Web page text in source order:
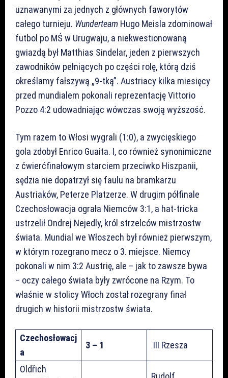
uznawanymi za jednych z głównych faworytów
całego turnieju. Wunderteam Hugo Meisla zdominował
futbol po MŚ w Urugwaju, a niekwestionowaną
gwiazdą był Matthias Sindelar, jeden z pierwszych
zawodników pełniących po części rolę, którą dziś
określamy fałszywą „9-tką”. Austriacy kilka miesięcy
przed mundialem pokonali reprezentację Vittorio
Pozzo 4:2 udowadniając wówczas swoją wyższość.
Tym razem to Włosi wygrali (1:0), a zwycięskiego
gola zdobył Enrico Guaita. I, co również synonimiczne
z ćwierćfinałowym starciem przeciwko Hiszpanii,
sędzia nie dopatrzył się faulu na bramkarzu
Austriaków, Peterze Platzerze. W drugim półfinale
Czechosłowacja ograła Niemców 3:1, a hat-tricka
ustrzelił Ondrej Nejedly, król strzelców mistrzostw
świata. Mundial we Włoszech był również pierwszym,
w którym rozegrano mecz o 3. miejsce. Niemcy
pokonali w nim 3:2 Austrię, ale – jak to zawsze bywa
– oczy całego świata były zwrócone na Rzym. To
właśnie w stolicy Włoch został rozegrany finał
drugich w historii mistrzostw świata.
Czechosłowacj
a
3 – 1 III Rzesza
Oldřich